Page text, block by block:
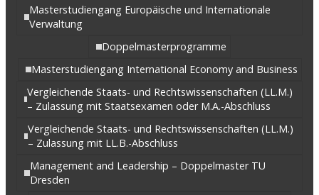
Masterstudiengang Europäische und Internationale
Verwaltung
Doppelmasterprogramme
Masterstudiengang International Economy and Business
Vergleichende Staats- und Rechtswissenschaften (LL.M.)
– Zulassung mit Staatsexamen oder M.A.-Abschluss
Vergleichende Staats- und Rechtswissenschaften (LL.M.)
– Zulassung mit LL.B.-Abschluss
Management and Leadership – Doppelmaster TU
Dresden